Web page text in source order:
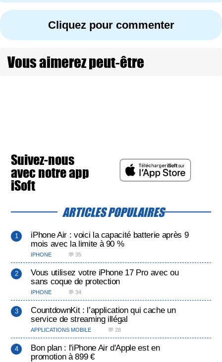
Cliquez pour commenter
Vous aimerez peut-être
Suivez-nous
avec notre app
iSoft
ARTICLES POPULAIRES
iPhone Air : voici la capacité batterie après 9
mois avec la limite à 90 %
IPHONE 💬 35
Vous utilisez votre iPhone 17 Pro avec ou
sans coque de protection
IPHONE 💬 34
CountdownKit : l’application qui cache un
service de streaming illégal
APPLICATIONS MOBILE 💬 28
Bon plan : l'iPhone Air d'Apple est en
promotion à 899 €